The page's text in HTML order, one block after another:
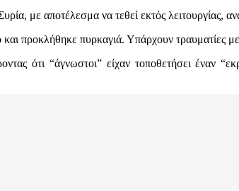
με αποτέλεσμα να τεθεί εκτός
και προκλήθηκε πυρκαγιά. Υπάρχουν τραυματίες
ότι “άγνωστοι” είχαν τοποθετήσει έναν